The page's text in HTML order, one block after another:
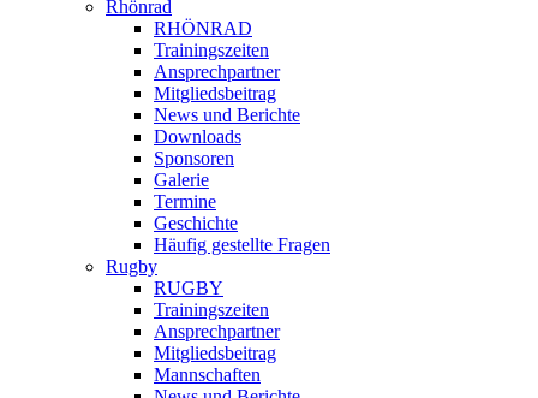
Rhönrad
RHÖNRAD
Trainingszeiten
Ansprechpartner
Mitgliedsbeitrag
News und Berichte
Downloads
Sponsoren
Galerie
Termine
Geschichte
Häufig gestellte Fragen
Rugby
RUGBY
Trainingszeiten
Ansprechpartner
Mitgliedsbeitrag
Mannschaften